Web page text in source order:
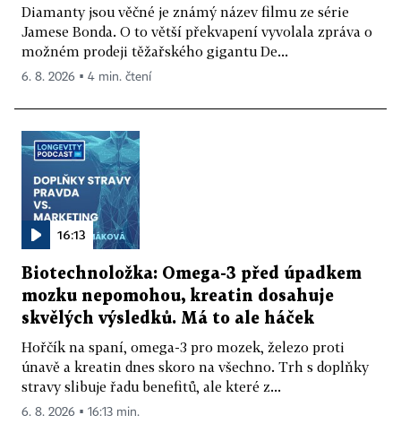
Diamanty jsou věčné je známý název filmu ze série
Jamese Bonda. O to větší překvapení vyvolala zpráva o
možném prodeji těžařského gigantu De...
6. 8. 2026 ▪ 4 min. čtení
16:13
Biotechnoložka: Omega-3 před úpadkem
mozku nepomohou, kreatin dosahuje
skvělých výsledků. Má to ale háček
Hořčík na spaní, omega-3 pro mozek, železo proti
únavě a kreatin dnes skoro na všechno. Trh s doplňky
stravy slibuje řadu benefitů, ale které z...
6. 8. 2026 ▪ 16:13 min.